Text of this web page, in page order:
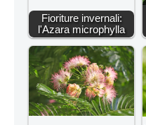
Fioriture invernali:
l'Azara microphylla